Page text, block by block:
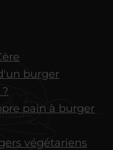
burger
pain à burger
végétariens